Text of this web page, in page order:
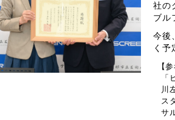
社の
ブル
今後
く予
【
川
ス
サ